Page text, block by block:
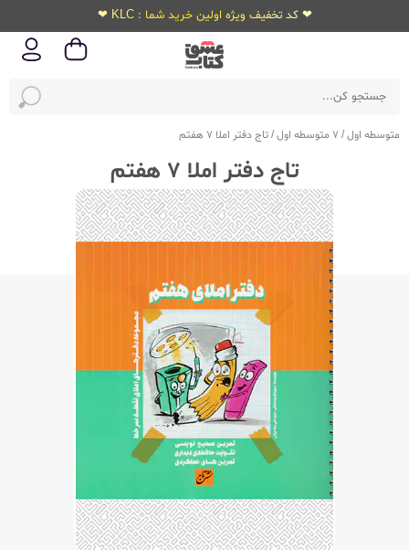
❤ کد تخفیف ویژه اولین خرید شما : KLC ❤
متوسطه اول/ 7 متوسطه اول /تاج دفتر املا 7 هفتم
تاج دفتر املا 7 هفتم